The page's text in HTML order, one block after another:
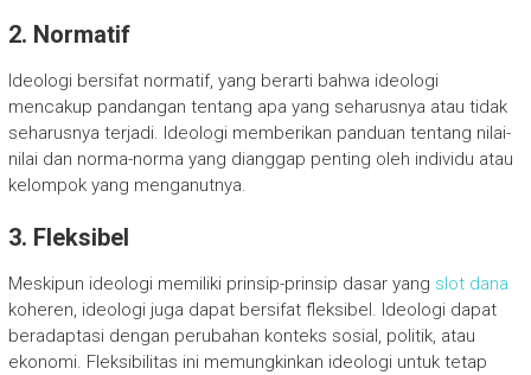
2. Normatif
Ideologi bersifat normatif, yang berarti bahwa ideologi
mencakup pandangan tentang apa yang seharusnya atau tidak
seharusnya terjadi. Ideologi memberikan panduan tentang nilai-
nilai dan norma-norma yang dianggap penting oleh individu atau
kelompok yang menganutnya.
3. Fleksibel
Meskipun ideologi memiliki prinsip-prinsip dasar yang slot dana
koheren, ideologi juga dapat bersifat fleksibel. Ideologi dapat
beradaptasi dengan perubahan konteks sosial, politik, atau
ekonomi. Fleksibilitas ini memungkinkan ideologi untuk tetap